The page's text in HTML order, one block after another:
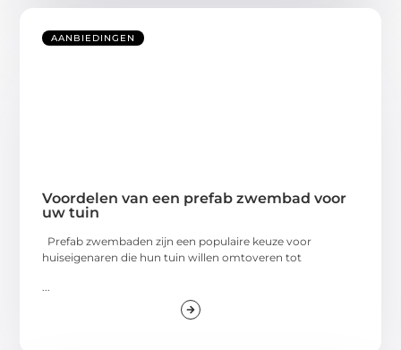
AANBIEDINGEN
Voordelen van een prefab zwembad voor
uw tuin
Prefab zwembaden zijn een populaire keuze voor
huiseigenaren die hun tuin willen omtoveren tot